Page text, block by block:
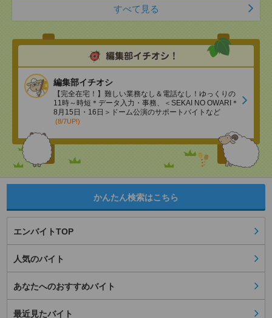
すべて見る
編集部イチオシ
【完全在宅！】難しい業務なし＆電話なし！ゆっくりの
11時～時短＊データ入力・事務、＜SEKAI NO OWARI＊
8月15日・16日＞ドーム公演のサポートバイトなど
(8/7UP!)
かんたん検索はこちら
エンバイトTOP
人気のバイト
あなたへのおすすめバイト
最近見たバイト